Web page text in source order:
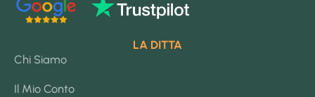
LA DITTA
Chi Siamo
Il Mio Conto